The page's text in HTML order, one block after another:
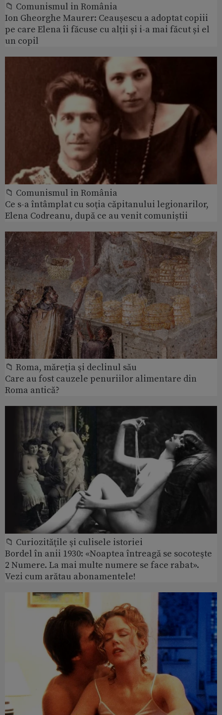
📁 Comunismul in România
Ion Gheorghe Maurer: Ceaușescu a adoptat copiii
pe care Elena îi făcuse cu alții și i-a mai făcut și el
un copil
📁 Comunismul in România
Ce s-a întâmplat cu soţia căpitanului legionarilor,
Elena Codreanu, după ce au venit comuniștii
📁 Roma, măreţia şi declinul său
Care au fost cauzele penuriilor alimentare din
Roma antică?
📁 Curiozităţile şi culisele istoriei
Bordel în anii 1930: «Noaptea întreagă se socoteşte
2 Numere. La mai multe numere se face rabat».
Vezi cum arătau abonamentele!